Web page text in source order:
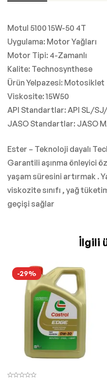
Motul 5100 15W-50 4T
Uygulama: Motor Yağları
Motor Tipi: 4-Zamanlı
Kalite: Technosynthese
Ürün Yelpazesi: Motosiklet
Viskosite: 15W50
API Standartlar: API SL/
JASO Standartlar: JASO
Ester – Teknoloji dayalı
Garantili aşınma önleyici
yaşam süresini artırmak .
viskozite sınıfı , yağ
geçişi sağlar
İlgili
-29%